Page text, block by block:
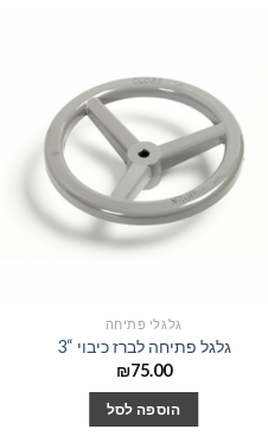
גלגלי פתיחה
גלגל פתיחה לברז כיבוי “3
₪75.00
הוספה לסל